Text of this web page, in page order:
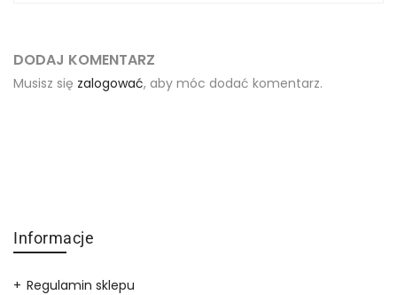
DODAJ KOMENTARZ
Musisz się zalogować, aby móc dodać komentarz.
Informacje
Regulamin sklepu